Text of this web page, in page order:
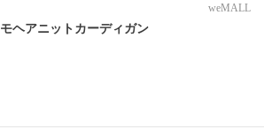
weMALL
モヘアニットカーディガン